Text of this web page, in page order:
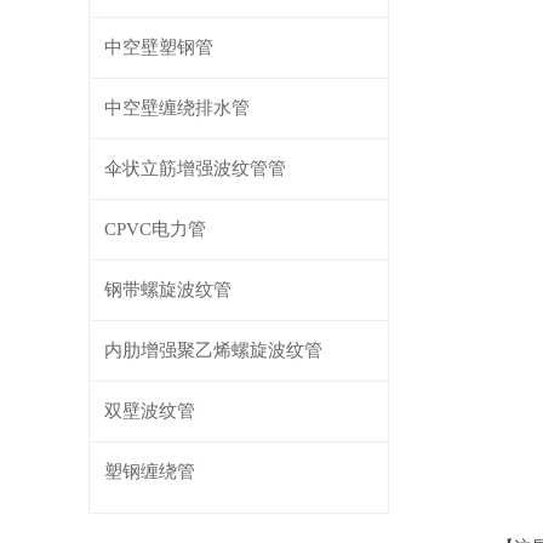
中空壁塑钢管
中空壁缠绕排水管
伞状立筋增强波纹管管
CPVC电力管
钢带螺旋波纹管
内肋增强聚乙烯螺旋波纹管
双壁波纹管
塑钢缠绕管